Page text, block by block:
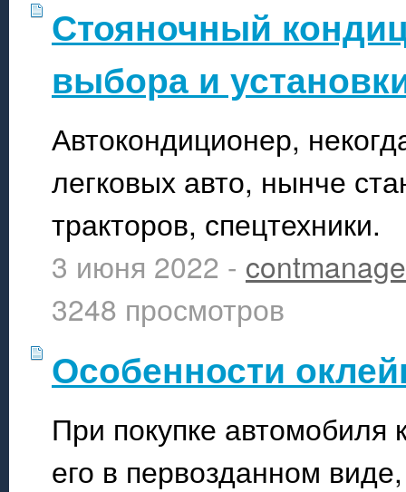
Стояночный
выбора и
Автокондиционер,
легковых авто, нынче
тракторов, спецтехники.
3 июня 2022 -
3248 просмотров
Особенности
При покупке автомобиля
его в первозданном